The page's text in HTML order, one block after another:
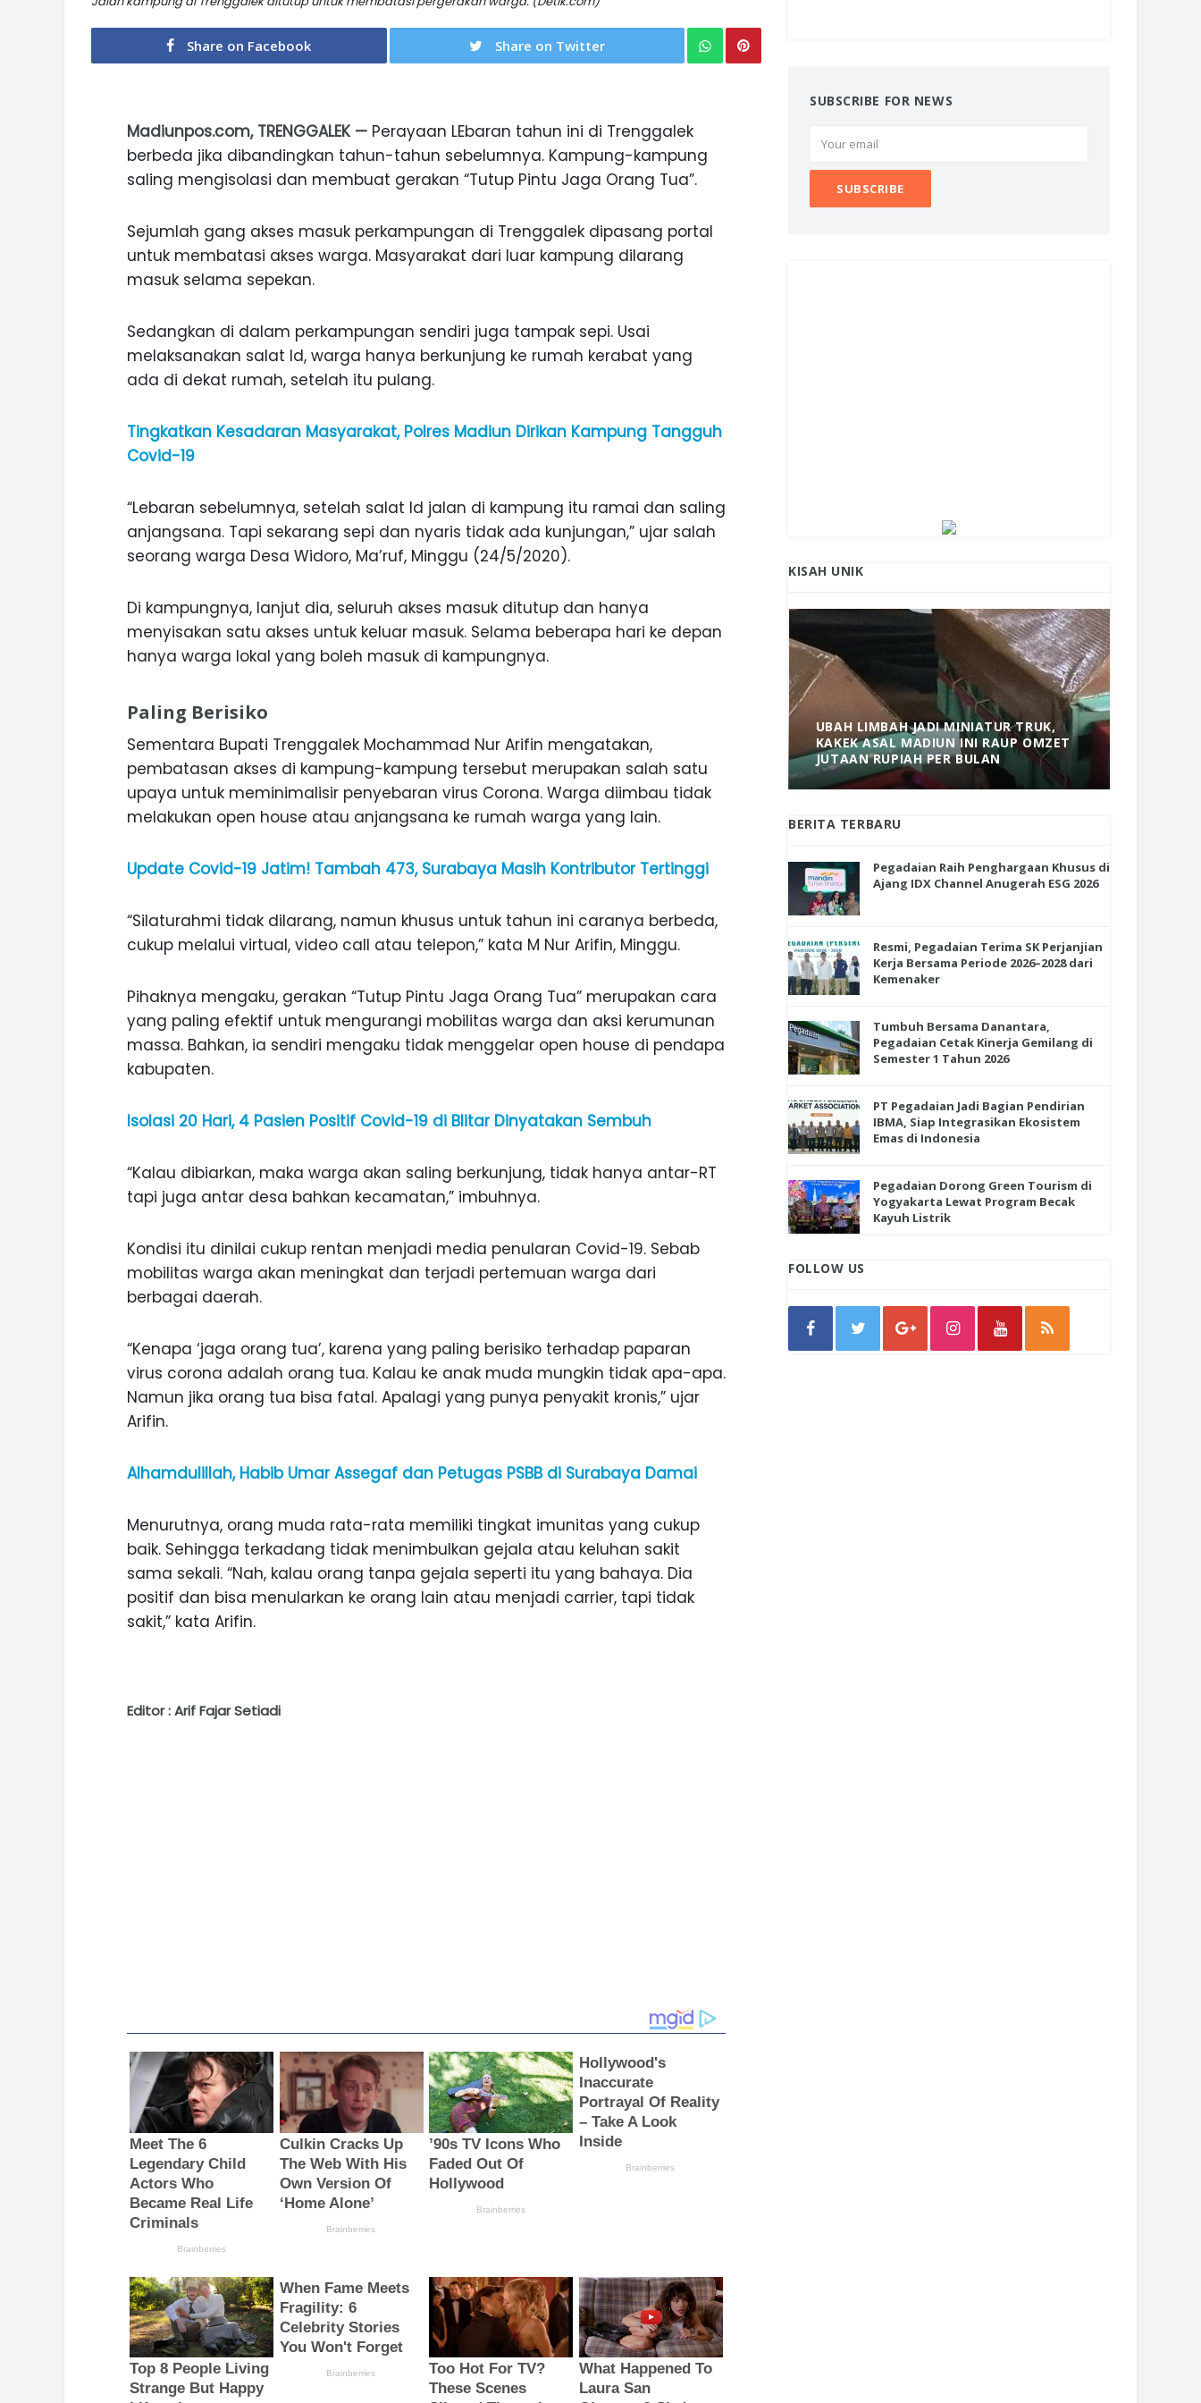
Share on Facebook Share on Twitter
Madiunpos.com, TRENGGALEK — Perayaan LEbaran tahun ini di Trenggalek
berbeda jika dibandingkan tahun-tahun sebelumnya. Kampung-kampung
saling mengisolasi dan membuat gerakan “Tutup Pintu Jaga Orang Tua”.
Sejumlah gang akses masuk perkampungan di Trenggalek dipasang portal
untuk membatasi akses warga. Masyarakat dari luar kampung dilarang
masuk selama sepekan.
Sedangkan di dalam perkampungan sendiri juga tampak sepi. Usai
melaksanakan salat Id, warga hanya berkunjung ke rumah kerabat yang
ada di dekat rumah, setelah itu pulang.
Tingkatkan Kesadaran Masyarakat, Polres Madiun Dirikan Kampung Tangguh
Covid-19
“Lebaran sebelumnya, setelah salat Id jalan di kampung itu ramai dan saling
anjangsana. Tapi sekarang sepi dan nyaris tidak ada kunjungan,” ujar salah
seorang warga Desa Widoro, Ma’ruf, Minggu (24/5/2020).
Di kampungnya, lanjut dia, seluruh akses masuk ditutup dan hanya
menyisakan satu akses untuk keluar masuk. Selama beberapa hari ke depan
hanya warga lokal yang boleh masuk di kampungnya.
Paling Berisiko
Sementara Bupati Trenggalek Mochammad Nur Arifin mengatakan,
pembatasan akses di kampung-kampung tersebut merupakan salah satu
upaya untuk meminimalisir penyebaran virus Corona. Warga diimbau tidak
melakukan open house atau anjangsana ke rumah warga yang lain.
Update Covid-19 Jatim! Tambah 473, Surabaya Masih Kontributor Tertinggi
“Silaturahmi tidak dilarang, namun khusus untuk tahun ini caranya berbeda,
cukup melalui virtual, video call atau telepon,” kata M Nur Arifin, Minggu.
Pihaknya mengaku, gerakan “Tutup Pintu Jaga Orang Tua” merupakan cara
yang paling efektif untuk mengurangi mobilitas warga dan aksi kerumunan
massa. Bahkan, ia sendiri mengaku tidak menggelar open house di pendapa
kabupaten.
Isolasi 20 Hari, 4 Pasien Positif Covid-19 di Blitar Dinyatakan Sembuh
“Kalau dibiarkan, maka warga akan saling berkunjung, tidak hanya antar-RT
tapi juga antar desa bahkan kecamatan,” imbuhnya.
Kondisi itu dinilai cukup rentan menjadi media penularan Covid-19. Sebab
mobilitas warga akan meningkat dan terjadi pertemuan warga dari
berbagai daerah.
“Kenapa ‘jaga orang tua’, karena yang paling berisiko terhadap paparan
virus corona adalah orang tua. Kalau ke anak muda mungkin tidak apa-apa.
Namun jika orang tua bisa fatal. Apalagi yang punya penyakit kronis,” ujar
Arifin.
Alhamdulillah, Habib Umar Assegaf dan Petugas PSBB di Surabaya Damai
Menurutnya, orang muda rata-rata memiliki tingkat imunitas yang cukup
baik. Sehingga terkadang tidak menimbulkan gejala atau keluhan sakit
sama sekali. “Nah, kalau orang tanpa gejala seperti itu yang bahaya. Dia
positif dan bisa menularkan ke orang lain atau menjadi carrier, tapi tidak
sakit,” kata Arifin.
Editor : Arif Fajar Setiadi
SUBSCRIBE FOR NEWS
KISAH UNIK
MANIS, LEGIT, DAN PAHIT, NIKMATNYA
DURIAN SEGULUNG MADIUN
NGANJUK SEKOLAH DI SMPN SARADAN
SEJAK 1996
UBAH LIMBAH JADI MINIATUR TRUK,
KAKEK ASAL MADIUN INI RAUP OMZET
JUTAAN RUPIAH PER BULAN
BERITA TERBARU
Pegadaian Raih Penghargaan Khusus di
Ajang IDX Channel Anugerah ESG 2026
Resmi, Pegadaian Terima SK Perjanjian
Kerja Bersama Periode 2026–2028 dari
Kemenaker
Tumbuh Bersama Danantara,
Pegadaian Cetak Kinerja Gemilang di
Semester 1 Tahun 2026
PT Pegadaian Jadi Bagian Pendirian
IBMA, Siap Integrasikan Ekosistem
Emas di Indonesia
Pegadaian Dorong Green Tourism di
Yogyakarta Lewat Program Becak
Kayuh Listrik
FOLLOW US